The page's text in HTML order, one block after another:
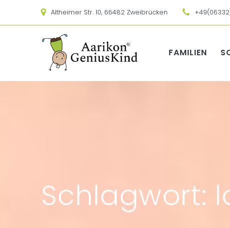
content
Altheimer Str. 10, 66482 Zweibrücken
FAMILIEN
Schlagwort: